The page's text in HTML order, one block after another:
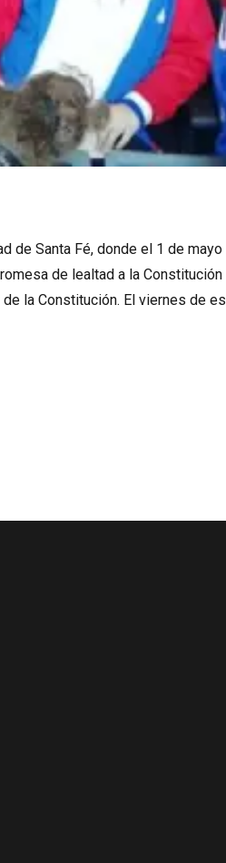
de Santa Fé, donde el 1 de
de lealtad a la
la Constitución. El viernes de